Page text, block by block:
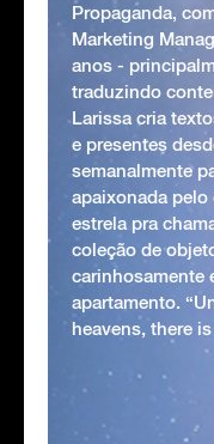
Propaganda,
Marketing
anos -
traduzindo
Larissa cria
e presentes
semanalmente
apaixonada
estrela pra
coleção de
carinhosamente
apartamento.
heavens, there